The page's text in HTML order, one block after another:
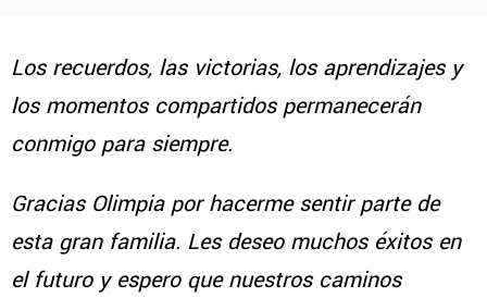
Los recuerdos, las victorias, los aprendizajes y
los momentos compartidos permanecerán
conmigo para siempre.
Gracias Olimpia por hacerme sentir parte de
esta gran familia. Les deseo muchos éxitos en
el futuro y espero que nuestros caminos